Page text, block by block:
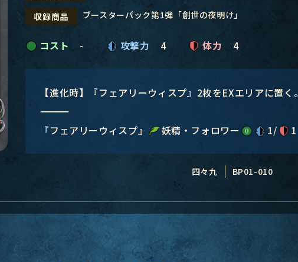
収録商品 ブースターパック第1弾「創世の夜明け」
コスト - 攻撃力 4 体力 4
【進化時】『フェアリーウィスプ』2枚をEXエリアに置く。
―――――――――――――――
『フェアリーウィスプ』
妖精・フォロワー 1/ 1
四々九 BP01-010